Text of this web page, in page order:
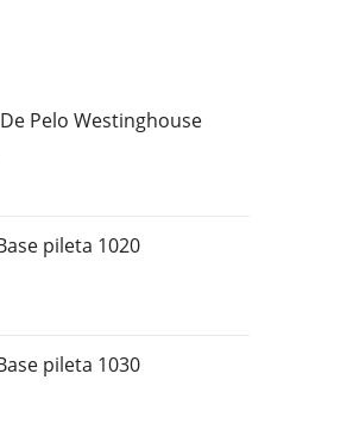
Pelo Westinghouse
pileta 1020
pileta 1030